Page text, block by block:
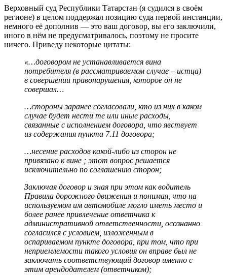
Верховный суд Республики Татарстан (я судился в своём
регионе) в целом поддержал позицию суда первой инстанции,
немного её дополнив — это ваш договор, вы его заключили,
иного в нём не предусматривалось, поэтому не просите
ничего. Приведу некоторые цитаты:
«…договором не устанавливается вина
потребителя (в рассматриваемом случае – истца)
в совершении правонарушения, которое он не
совершал…
…стороны заранее согласовали, кто из них в каком
случае будет нести те или иные расходы,
связанные с исполнением договора, что явствует
из содержания пункта 7.11 договора;
…несение расходов какой-либо из сторон не
привязано к вине ; этот вопрос решается
исключительно по соглашению сторон;
Заключая договор и зная при этом как водитель
Правила дорожного движения и понимая, что на
используемом им автомобиле могло иметь место и
более ранее привлечение ответчика к
административной ответственности, осознанно
согласился с условием, изложенным в
оспариваемом пункте договора, при том, что при
неприемлемости такого условия он вправе был не
заключать соответствующий договор именно с
этим арендодателем (ответчиком);